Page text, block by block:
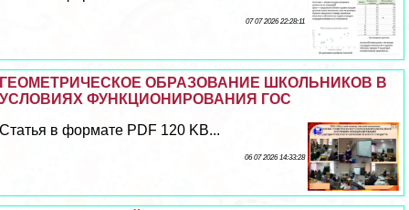
07 07 2026 22:28:11
ГЕОМЕТРИЧЕСКОЕ ОБРАЗОВАНИЕ ШКОЛЬНИКОВ В
УСЛОВИЯХ ФУНКЦИОНИРОВАНИЯ ГОС
Статья в формате PDF 120 KB...
06 07 2026 14:33:28